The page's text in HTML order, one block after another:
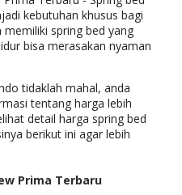
kebutuhan khusus bagi
spring bed yang
bisa merasakan nyaman
tidaklah mahal, anda
tentang harga lebih
detail harga spring bed
berikut ini agar lebih
Prima Terbaru